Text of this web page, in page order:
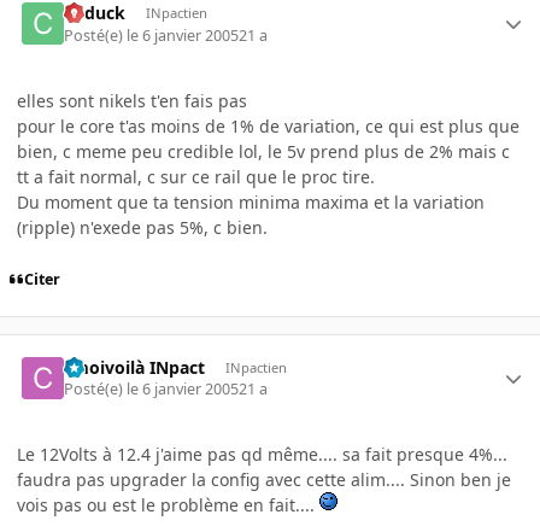
Cyduck INpactien
Posté(e) le 6 janvier 200521 a
elles sont nikels t'en fais pas
pour le core t'as moins de 1% de variation, ce qui est plus que
bien, c meme peu credible lol, le 5v prend plus de 2% mais c
tt a fait normal, c sur ce rail que le proc tire.
Du moment que ta tension minima maxima et la variation
(ripple) n'exede pas 5%, c bien.
Citer
cmoivoilà INpact INpactien
Posté(e) le 6 janvier 200521 a
Le 12Volts à 12.4 j'aime pas qd même.... sa fait presque 4%...
faudra pas upgrader la config avec cette alim.... Sinon ben je
vois pas ou est le problème en fait....